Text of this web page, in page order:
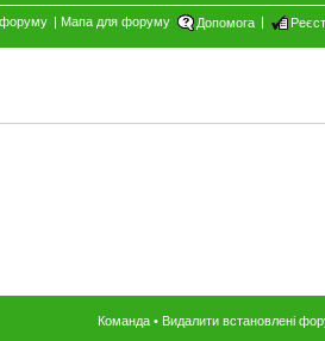
| Мапа для форуму Допомога |
Команда• Видалити встановлені